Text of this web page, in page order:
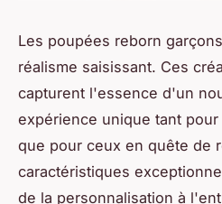
Les poupées reborn
réalisme saisissant. Ces
capturent l'essence d'un
expérience unique tant
que pour ceux en quête de
caractéristiques
de la personnalisation à